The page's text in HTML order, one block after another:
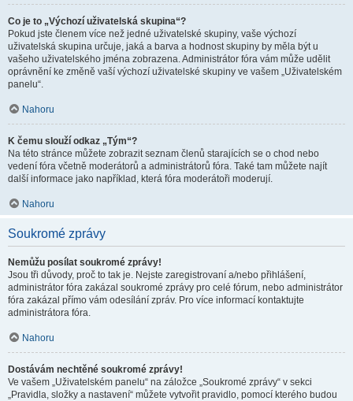
Co je to „Výchozí uživatelská skupina“?
Pokud jste členem více než jedné uživatelské skupiny, vaše výchozí
uživatelská skupina určuje, jaká a barva a hodnost skupiny by měla být u
vašeho uživatelského jména zobrazena. Administrátor fóra vám může udělit
oprávnění ke změně vaší výchozí uživatelské skupiny ve vašem „Uživatelském
panelu“.
Nahoru
K čemu slouží odkaz „Tým“?
Na této stránce můžete zobrazit seznam členů starajících se o chod nebo
vedení fóra včetně moderátorů a administrátorů fóra. Také tam můžete najít
další informace jako například, která fóra moderátoři moderují.
Nahoru
Soukromé zprávy
Nemůžu posílat soukromé zprávy!
Jsou tři důvody, proč to tak je. Nejste zaregistrovaní a/nebo přihlášení,
administrátor fóra zakázal soukromé zprávy pro celé fórum, nebo administrátor
fóra zakázal přímo vám odesílání zpráv. Pro více informací kontaktujte
administrátora fóra.
Nahoru
Dostávám nechtěné soukromé zprávy!
Ve vašem „Uživatelském panelu“ na záložce „Soukromé zprávy“ v sekci
„Pravidla, složky a nastavení“ můžete vytvořit pravidlo, pomocí kterého budou